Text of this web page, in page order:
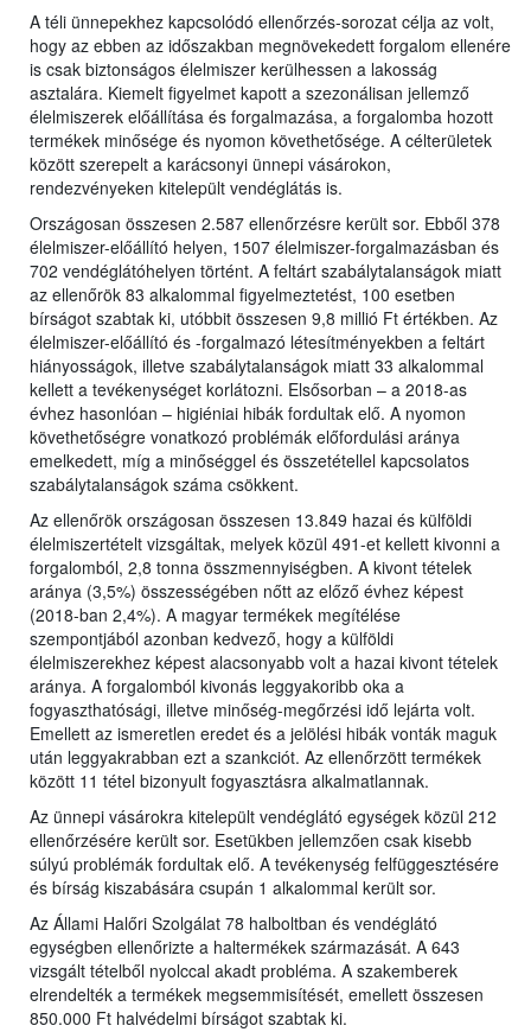
A téli ünnepekhez kapcsolódó ellenőrzés-sorozat célja az volt,
hogy az ebben az időszakban megnövekedett forgalom ellenére
is csak biztonságos élelmiszer kerülhessen a lakosság
asztalára. Kiemelt figyelmet kapott a szezonálisan jellemző
élelmiszerek előállítása és forgalmazása, a forgalomba hozott
termékek minősége és nyomon követhetősége. A célterületek
között szerepelt a karácsonyi ünnepi vásárokon,
rendezvényeken kitelepült vendéglátás is.
Országosan összesen 2.587 ellenőrzésre került sor. Ebből 378
élelmiszer-előállító helyen, 1507 élelmiszer-forgalmazásban és
702 vendéglátóhelyen történt. A feltárt szabálytalanságok miatt
az ellenőrök 83 alkalommal figyelmeztetést, 100 esetben
bírságot szabtak ki, utóbbit összesen 9,8 millió Ft értékben. Az
élelmiszer-előállító és -forgalmazó létesítményekben a feltárt
hiányosságok, illetve szabálytalanságok miatt 33 alkalommal
kellett a tevékenységet korlátozni. Elsősorban – a 2018-as
évhez hasonlóan – higiéniai hibák fordultak elő. A nyomon
követhetőségre vonatkozó problémák előfordulási aránya
emelkedett, míg a minőséggel és összetétellel kapcsolatos
szabálytalanságok száma csökkent.
Az ellenőrök országosan összesen 13.849 hazai és külföldi
élelmiszertételt vizsgáltak, melyek közül 491-et kellett kivonni a
forgalomból, 2,8 tonna összmennyiségben. A kivont tételek
aránya (3,5%) összességében nőtt az előző évhez képest
(2018-ban 2,4%). A magyar termékek megítélése
szempontjából azonban kedvező, hogy a külföldi
élelmiszerekhez képest alacsonyabb volt a hazai kivont tételek
aránya. A forgalomból kivonás leggyakoribb oka a
fogyaszthatósági, illetve minőség-megőrzési idő lejárta volt.
Emellett az ismeretlen eredet és a jelölési hibák vonták maguk
után leggyakrabban ezt a szankciót. Az ellenőrzött termékek
között 11 tétel bizonyult fogyasztásra alkalmatlannak.
Az ünnepi vásárokra kitelepült vendéglátó egységek közül 212
ellenőrzésére került sor. Esetükben jellemzően csak kisebb
súlyú problémák fordultak elő. A tevékenység felfüggesztésére
és bírság kiszabására csupán 1 alkalommal került sor.
Az Állami Halőri Szolgálat 78 halboltban és vendéglátó
egységben ellenőrizte a haltermékek származását. A 643
vizsgált tételből nyolccal akadt probléma. A szakemberek
elrendelték a termékek megsemmisítését, emellett összesen
850.000 Ft halvédelmi bírságot szabtak ki.